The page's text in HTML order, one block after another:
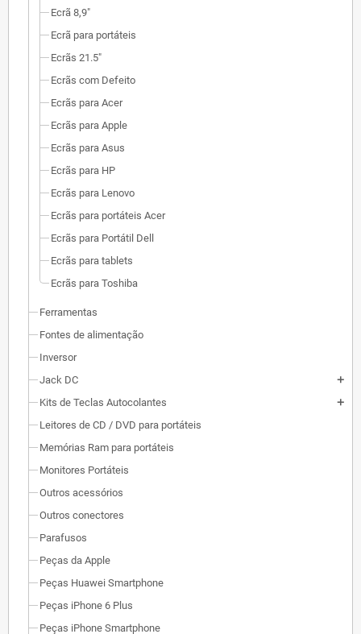
Ecrã 8,9"
Ecrã para portáteis
Ecrãs 21.5"
Ecrãs com Defeito
Ecrãs para Acer
Ecrãs para Apple
Ecrãs para Asus
Ecrãs para HP
Ecrãs para Lenovo
Ecrãs para portáteis Acer
Ecrãs para Portátil Dell
Ecrãs para tablets
Ecrãs para Toshiba
Ferramentas
Fontes de alimentação
Inversor
Jack DC
add
Kits de Teclas Autocolantes add
Leitores de CD / DVD para portáteis
Memórias Ram para portáteis
Monitores Portáteis
Outros acessórios
Outros conectores
Parafusos
Peças da Apple
Peças Huawei Smartphone
Peças iPhone 6 Plus
Peças iPhone Smartphone